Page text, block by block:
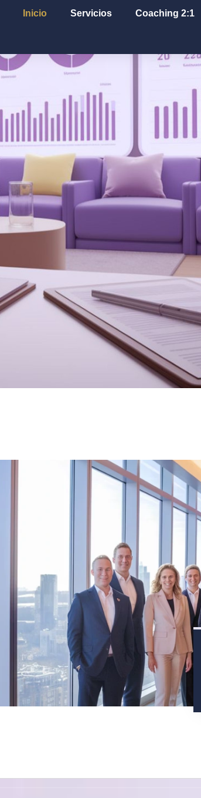
Inicio Servicios Coaching 2:1